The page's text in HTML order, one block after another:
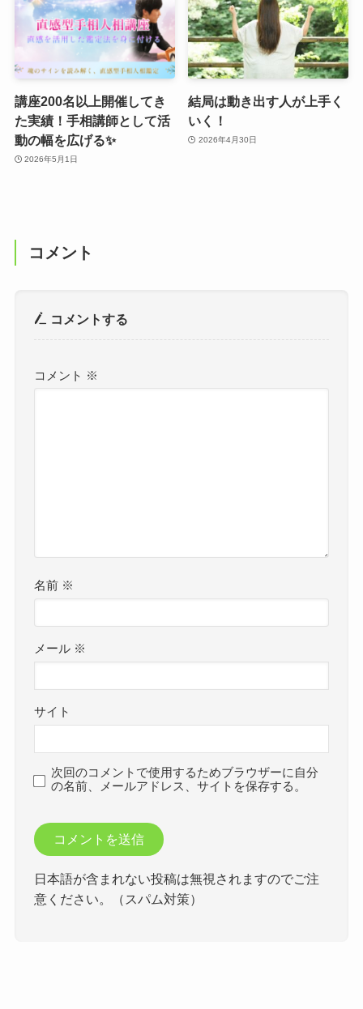
講座200名以上開催してき
た実績！手相講師として活
動の幅を広げる✨
2026年5月1日
結局は動き出す人が上手く
いく！
2026年4月30日
コメント
コメントする
コメント ※
名前 ※
メール ※
サイト
次回のコメントで使用するためブラウザーに自分
の名前、メールアドレス、サイトを保存する。
日本語が含まれない投稿は無視されますのでご注
意ください。（スパム対策）